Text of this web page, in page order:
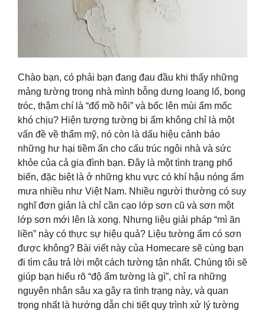
Chào bạn, có phải bạn đang đau đầu khi thấy những
mảng tường trong nhà mình bỗng dưng loang lổ, bong
tróc, thậm chí là “đổ mồ hôi” và bốc lên mùi ẩm mốc
khó chịu? Hiện tượng tường bị ẩm không chỉ là một
vấn đề về thẩm mỹ, nó còn là dấu hiệu cảnh báo
những hư hại tiềm ẩn cho cấu trúc ngôi nhà và sức
khỏe của cả gia đình bạn. Đây là một tình trạng phổ
biến, đặc biệt là ở những khu vực có khí hậu nóng ẩm
mưa nhiều như Việt Nam. Nhiều người thường có suy
nghĩ đơn giản là chỉ cần cạo lớp sơn cũ và sơn một
lớp sơn mới lên là xong. Nhưng liệu giải pháp “mì ăn
liền” này có thực sự hiệu quả? Liệu tường ẩm có sơn
được không? Bài viết này của Homecare sẽ cùng bạn
đi tìm câu trả lời một cách tường tận nhất. Chúng tôi sẽ
giúp bạn hiểu rõ “độ ẩm tường là gì”, chỉ ra những
nguyên nhân sâu xa gây ra tình trạng này, và quan
trọng nhất là hướng dẫn chi tiết quy trình xử lý tường